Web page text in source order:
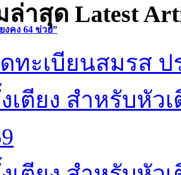
งคง 64 ข่วย”
ล่าสุด Latest
ทะเบียนสมรส ป
เตียง สำหรับหัว